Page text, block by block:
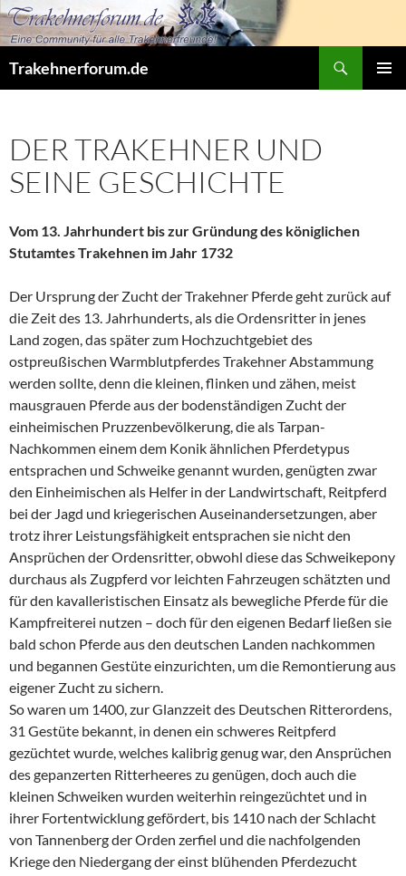
Zum
Inhalt
Trakehnerforum.de
DER TRAKEHNER UND
SEINE GESCHICHTE
Vom 13. Jahrhundert bis zur Gründung des königlichen
Stutamtes Trakehnen im Jahr 1732
Der Ursprung der Zucht der Trakehner Pferde geht zurück auf
die Zeit des 13. Jahrhunderts, als die Ordensritter in jenes
Land zogen, das später zum Hochzuchtgebiet des
ostpreußischen Warmblutpferdes Trakehner Abstammung
werden sollte, denn die kleinen, flinken und zähen, meist
mausgrauen Pferde aus der bodenständigen Zucht der
einheimischen Pruzzenbevölkerung, die als Tarpan-
Nachkommen einem dem Konik ähnlichen Pferdetypus
entsprachen und Schweike genannt wurden, genügten zwar
den Einheimischen als Helfer in der Landwirtschaft, Reitpferd
bei der Jagd und kriegerischen Auseinandersetzungen, aber
trotz ihrer Leistungsfähigkeit entsprachen sie nicht den
Ansprüchen der Ordensritter, obwohl diese das Schweikepony
durchaus als Zugpferd vor leichten Fahrzeugen schätzten und
für den kavalleristischen Einsatz als bewegliche Pferde für die
Kampfreiterei nutzen – doch für den eigenen Bedarf ließen sie
bald schon Pferde aus den deutschen Landen nachkommen
und begannen Gestüte einzurichten, um die Remontierung aus
eigener Zucht zu sichern.
So waren um 1400, zur Glanzzeit des Deutschen Ritterordens,
31 Gestüte bekannt, in denen ein schweres Reitpferd
gezüchtet wurde, welches kalibrig genug war, den Ansprüchen
des gepanzerten Ritterheeres zu genügen, doch auch die
kleinen Schweiken wurden weiterhin reingezüchtet und in
ihrer Fortentwicklung gefördert, bis 1410 nach der Schlacht
von Tannenberg der Orden zerfiel und die nachfolgenden
Kriege den Niedergang der einst blühenden Pferdezucht